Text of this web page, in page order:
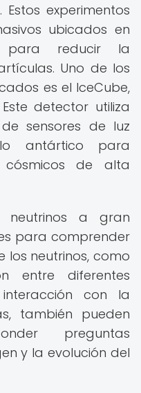
experimentos
ubicados en
para reducir la
Uno de los
es el IceCube,
detector utiliza
sensores de luz
antártico para
de alta
neutrinos a gran
para comprender
los neutrinos, como
entre diferentes
con la
también pueden
preguntas
y la evolución del